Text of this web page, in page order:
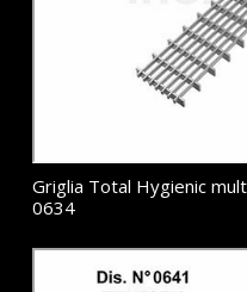
Griglia Total Hygienic
0634